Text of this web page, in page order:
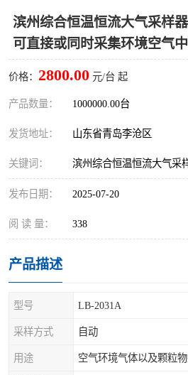
滨州综合恒温恒流大气采样
可直接或同时采集环境空气
价格： 2800.00 元/台 起
产品数量： 1000000.00台
发货地址： 山东省青岛李沧区
关键词： 滨州综合恒温恒流大气采
发布日期： 2025-07-20
阅 读 量： 338
产品描述
型号 LB-2031A
采样方式 自动
用途 空气环境气体以及颗粒
新宇宙仪器
烟尘净化器